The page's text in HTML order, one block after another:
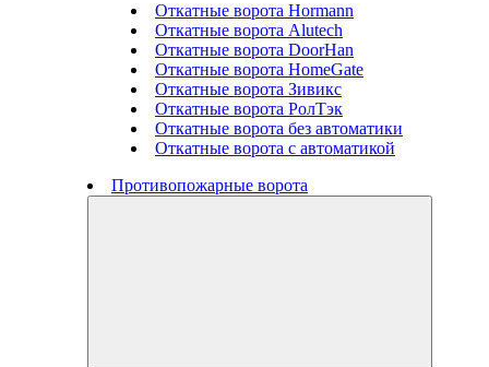
Откатные ворота Hormann
Откатные ворота Alutech
Откатные ворота DoorHan
Откатные ворота HomeGate
Откатные ворота Зивикс
Откатные ворота РолТэк
Откатные ворота без автоматики
Откатные ворота с автоматикой
Противопожарные ворота